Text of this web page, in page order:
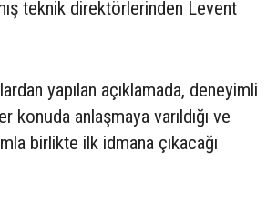
teknik direktörlerinden Levent
yapılan açıklamada, deneyimli
konuda anlaşmaya varıldığı ve
birlikte ilk idmana çıkacağı